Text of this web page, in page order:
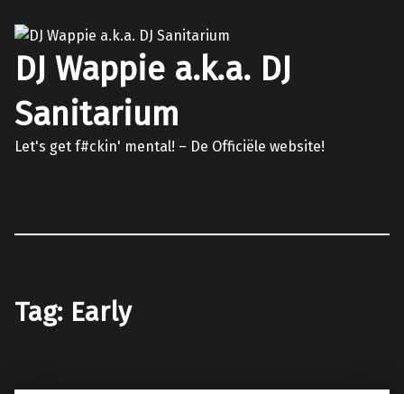
DJ Wappie a.k.a. DJ
Sanitarium
Let's get f#ckin' mental! – De Officiële website!
Tag: Early